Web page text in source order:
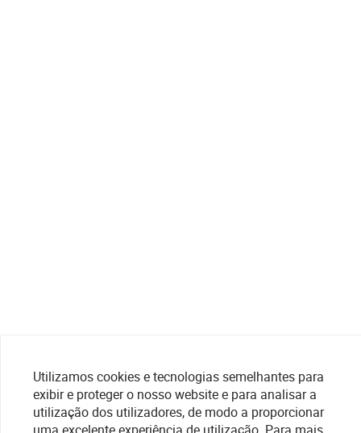
Utilizamos cookies e tecnologias semelhantes para
exibir e proteger o nosso website e para analisar a
utilização dos utilizadores, de modo a proporcionar